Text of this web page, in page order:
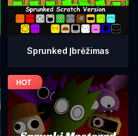
Sprunked Įbrėžimas